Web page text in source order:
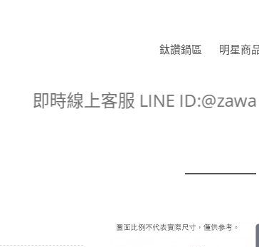
鈦讚鍋區 明星商
即時線上客服 LINE ID:@zawa。